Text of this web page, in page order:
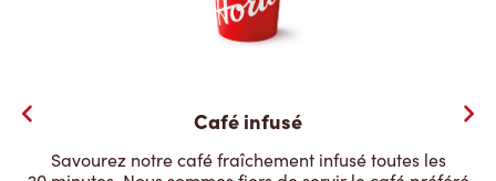
Café infusé
Savourez notre café fraîchement infusé toutes les